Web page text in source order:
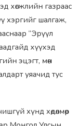
хөгжлийн газраас
хэргийг шалгаж,
“Эрүүл
хүүхэд
эцэгт, мөн
уяачид тус
хүнд хөдөлмөр